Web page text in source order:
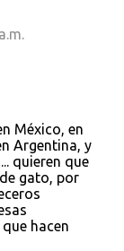
México, en
Argentina, y
quieren que
gato, por
hacen